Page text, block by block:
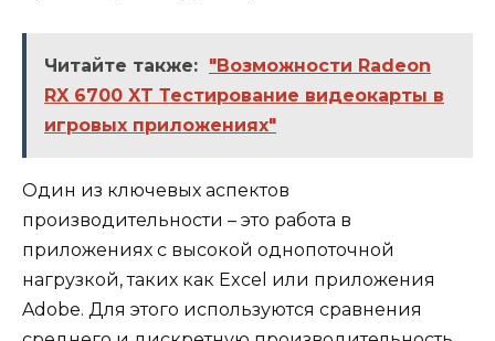
Читайте также: "Возможности Radeon
RX 6700 XT Тестирование видеокарты в
игровых приложениях"
Один из ключевых аспектов
производительности – это работа в
приложениях с высокой однопоточной
нагрузкой, таких как Excel или приложения
Adobe. Для этого используются сравнения